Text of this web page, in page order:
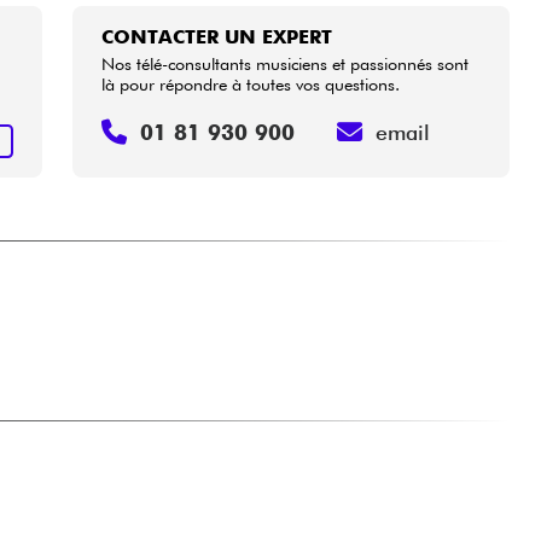
CONTACTER UN EXPERT
Nos télé-consultants musiciens et passionnés sont
là pour répondre à toutes vos questions.
01 81 930 900 email